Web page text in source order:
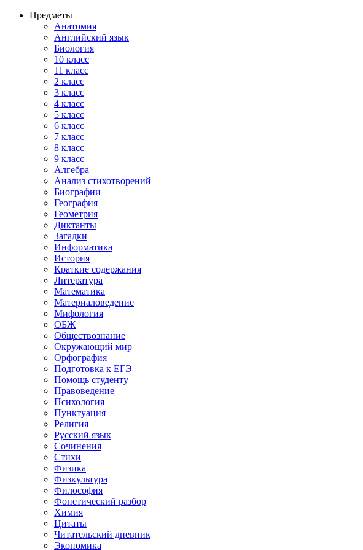
Предметы
Анатомия
Английский язык
Биология
10 класс
11 класс
2 класс
3 класс
4 класс
5 класс
6 класс
7 класс
8 класс
9 класс
Алгебра
Анализ стихотворений
Биографии
География
Геометрия
Диктанты
Загадки
Информатика
История
Краткие содержания
Литература
Математика
Материаловедение
Мифология
ОБЖ
Обществознание
Окружающий мир
Орфография
Подготовка к ЕГЭ
Помощь студенту
Правоведение
Психология
Пунктуация
Религия
Русский язык
Сочинения
Стихи
Физика
Физкультура
Философия
Фонетический разбор
Химия
Цитаты
Читательский дневник
Экономика